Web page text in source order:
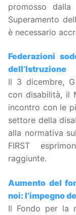
promosso
Superamento
è necessario
Federazioni
dell’Istruzione
Il 3 dicembre,
con disabilità, il
incontro con le
settore della
alla normativa
FIRST
raggiunte.
Aumento del
noi: l’impegno
Il Fondo per la